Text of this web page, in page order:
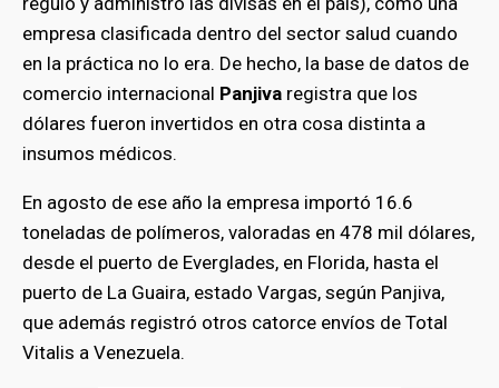
empresa clasificada dentro del sector salud cuando
en la práctica no lo era. De hecho, la base de datos de
comercio internacional Panjiva registra que los
dólares fueron invertidos en otra cosa distinta a
insumos médicos.
En agosto de ese año la empresa importó 16.6
toneladas de polímeros, valoradas en 478 mil dólares,
desde el puerto de Everglades, en Florida, hasta el
puerto de La Guaira, estado Vargas, según Panjiva,
que además registró otros catorce envíos de Total
Vitalis a Venezuela.